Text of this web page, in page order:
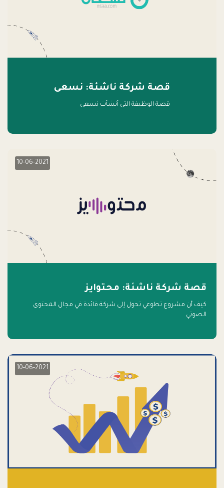
قصة شركة ناشئة: نسعى
قصة الوظيفة التي أنشأت نسعى
10-06-2021
قصة شركة ناشئة: محتوايز
كيف أن مشروع تطوعي تحول إلى شركة قائدة في مجال المحتوى
الصوتي
10-06-2021